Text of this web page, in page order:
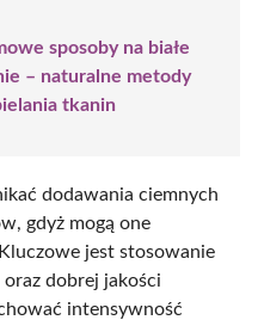
sposoby na białe
– naturalne metody
tkanin
dodawania ciemnych
gdyż mogą one
jest stosowanie
dobrej jakości
intensywność